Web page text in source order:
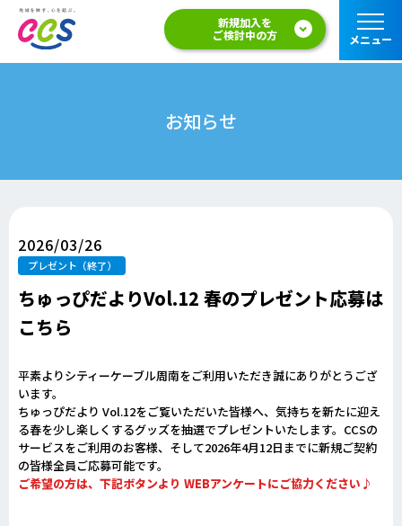
新規加入を
ご検討中の方
メニュー
お知らせ
2026/03/26
プレゼント（終了）
ちゅっぴだよりVol.12 春のプレゼント応募は
こちら
平素よりシティーケーブル周南をご利用いただき誠にありがとうござ
います。
ちゅっぴだより Vol.12をご覧いただいた皆様へ、気持ちを新たに迎え
る春を少し楽しくするグッズを抽選でプレゼントいたします。CCSの
サービスをご利用のお客様、そして2026年4月12日までに新規ご契約
の皆様全員ご応募可能です。
ご希望の方は、下記ボタンより WEBアンケートにご協力ください♪